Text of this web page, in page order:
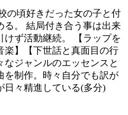
の頃好きだった女の子と付
る。 結局付き合う事は出来
けず活動継続。 【ラップを
楽】【下世話と真面目の行
なジャンルのエッセンスと
を制作。時々自分でも訳が
日々精進している(多分)